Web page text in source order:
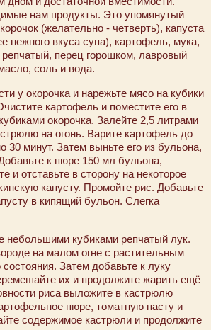
нам продукты. Это упомянутый
(желательно - четверть), капуста
нежного вкуса супа), картофель, мука,
репчатый, перец горошком, лавровый
соль и вода.
у окорочка и нарежьте мясо на кубики
картофель и поместите его в
окорочка. Залейте 2,5 литрами
на огонь. Варите картофель до
30 минут. Затем выньте его из бульона,
к пюре 150 мл бульона,
и отставьте в сторону на некоторое
капусту. Промойте рис. Добавьте
в кипящий бульон. Слегка
небольшими кубиками репчатый лук.
на малом огне с растительным
Затем добавьте к луку
их и продолжите жарить ещё
риса выложите в кастрюлю
пюре, томатную пасту и
содержимое кастрюли и продолжите